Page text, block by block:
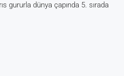
gururla dünya çapında 5. sırada